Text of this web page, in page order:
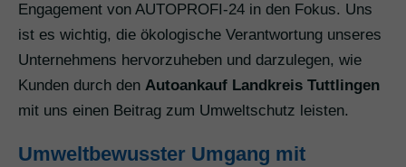
Engagement von AUTOPROFI-24 in den Fokus. Uns
ist es wichtig, die ökologische Verantwortung unseres
Unternehmens hervorzuheben und darzulegen, wie
Kunden durch den Autoankauf Landkreis Tuttlingen
mit uns einen Beitrag zum Umweltschutz leisten.
Umweltbewusster Umgang mit